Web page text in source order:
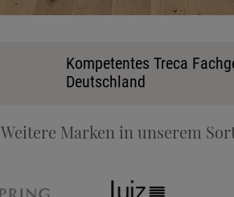
Kompetentes Treca
Deutschland
Weitere Marken in unserem